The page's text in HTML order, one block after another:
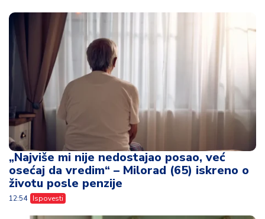
„Najviše mi nije nedostajao posao, već
osećaj da vredim“ – Milorad (65) iskreno o
životu posle penzije
12:54 Ispovesti